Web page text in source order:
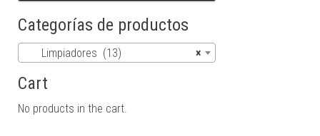
Categorías de productos
×
Limpiadores (13)
Cart
No products in the cart.